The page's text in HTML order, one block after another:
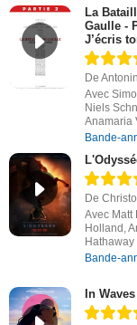
La
Gaulle -
J’écris
De
Avec
Niels
Anamaria
Bande-
De
Avec Matt
Holland,
Hathaway
Bande-
In Waves